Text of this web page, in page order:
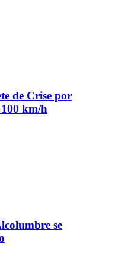
de Crise por
km/h
se